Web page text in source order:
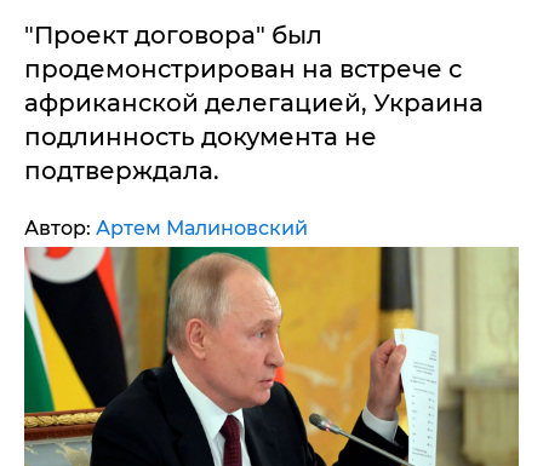
"Проект договора" был
продемонстрирован на встрече с
африканской делегацией, Украина
подлинность документа не
подтверждала.
Автор: Артем Малиновский